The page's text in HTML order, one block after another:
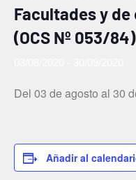
Facultades y
(OCS Nº 053/84)
Del 03 de agosto al 30
Añadir al